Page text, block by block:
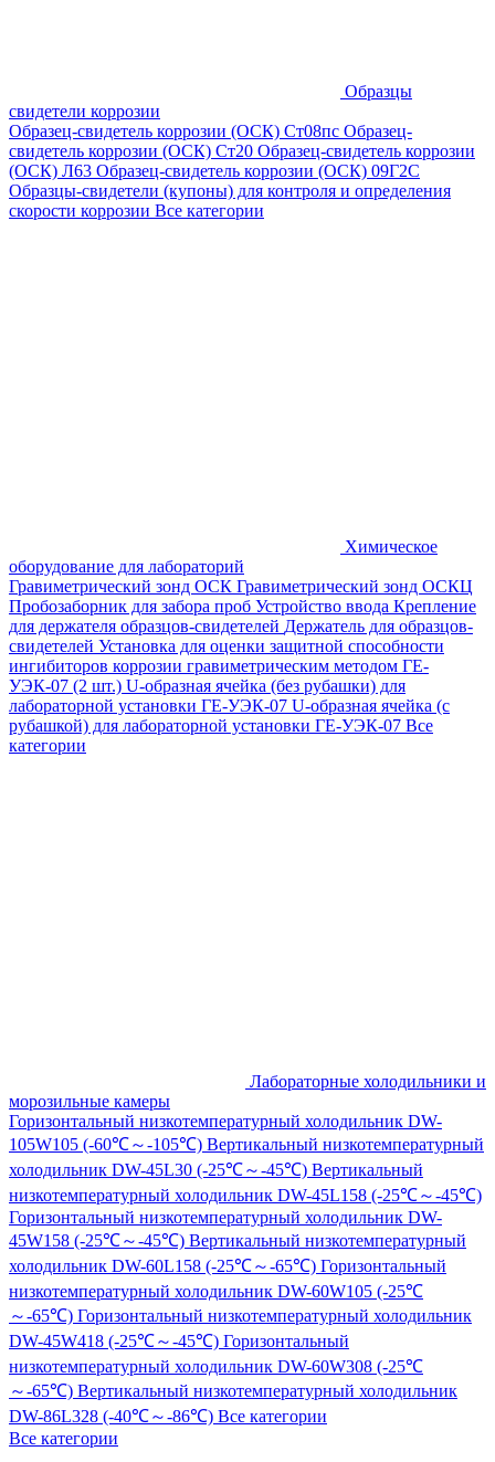
Образцы
свидетели коррозии
Образец-свидетель коррозии (ОСК) Ст08пс Образец-
свидетель коррозии (ОСК) Ст20 Образец-свидетель коррозии
(ОСК) Л63 Образец-свидетель коррозии (ОСК) 09Г2С
Образцы-свидетели (купоны) для контроля и определения
скорости коррозии Все категории
Химическое
оборудование для лабораторий
Гравиметрический зонд ОСК Гравиметрический зонд ОСКЦ
Пробозаборник для забора проб Устройство ввода Крепление
для держателя образцов-свидетелей Держатель для образцов-
свидетелей Установка для оценки защитной способности
ингибиторов коррозии гравиметрическим методом ГЕ-
УЭК-07 (2 шт.) U-образная ячейка (без рубашки) для
лабораторной установки ГЕ-УЭК-07 U-образная ячейка (с
рубашкой) для лабораторной установки ГЕ-УЭК-07 Все
категории
Лабораторные холодильники и
морозильные камеры
Горизонтальный низкотемпературный холодильник DW-
105W105 (-60℃～-105℃) Вертикальный низкотемпературный
холодильник DW-45L30 (-25℃～-45℃) Вертикальный
низкотемпературный холодильник DW-45L158 (-25℃～-45℃)
Горизонтальный низкотемпературный холодильник DW-
45W158 (-25℃～-45℃) Вертикальный низкотемпературный
холодильник DW-60L158 (-25℃～-65℃) Горизонтальный
низкотемпературный холодильник DW-60W105 (-25℃
～-65℃) Горизонтальный низкотемпературный холодильник
DW-45W418 (-25℃～-45℃) Горизонтальный
низкотемпературный холодильник DW-60W308 (-25℃
～-65℃) Вертикальный низкотемпературный холодильник
DW-86L328 (-40℃～-86℃) Все категории
Все категории